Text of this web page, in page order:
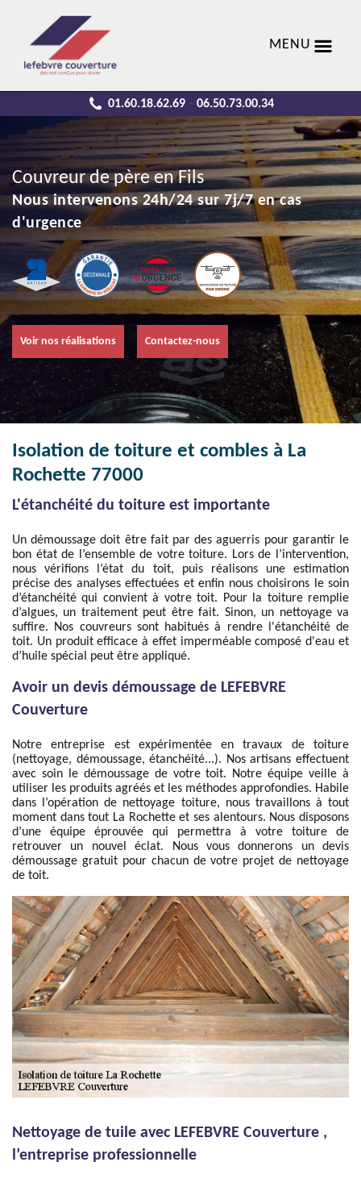
MENU
01.60.18.62.69 - 06.50.73.00.34
Couvreur de père en Fils
Nous intervenons 24h/24 sur 7j/7 en cas
d'urgence
Voir nos réalisations Contactez-nous
Isolation de toiture et combles à La
Rochette 77000
L'étanchéité du toiture est importante
Un démoussage doit être fait par des aguerris pour garantir le
bon état de l’ensemble de votre toiture. Lors de l’intervention,
nous vérifions l’état du toit, puis réalisons une estimation
précise des analyses effectuées et enfin nous choisirons le soin
d’étanchéité qui convient à votre toit. Pour la toiture remplie
d’algues, un traitement peut être fait. Sinon, un nettoyage va
suffire. Nos couvreurs sont habitués à rendre l'étanchéité de
toit. Un produit efficace à effet imperméable composé d'eau et
d’huile spécial peut être appliqué.
Avoir un devis démoussage de LEFEBVRE
Couverture
Notre entreprise est expérimentée en travaux de toiture
(nettoyage, démoussage, étanchéité...). Nos artisans effectuent
avec soin le démoussage de votre toit. Notre équipe veille à
utiliser les produits agréés et les méthodes approfondies. Habile
dans l’opération de nettoyage toiture, nous travaillons à tout
moment dans tout La Rochette et ses alentours. Nous disposons
d’une équipe éprouvée qui permettra à votre toiture de
retrouver un nouvel éclat. Nous vous donnerons un devis
démoussage gratuit pour chacun de votre projet de nettoyage
de toit.
Nettoyage de tuile avec LEFEBVRE Couverture ,
l’entreprise professionnelle